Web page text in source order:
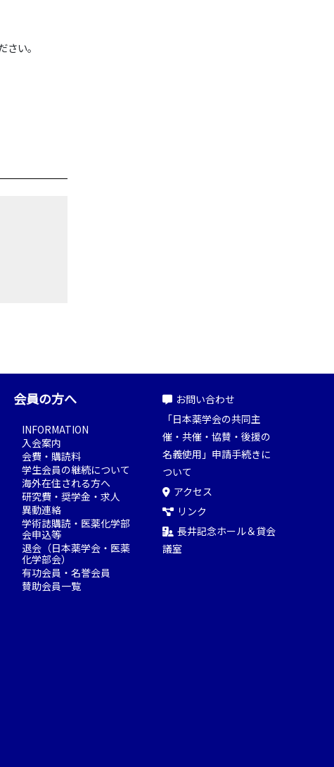
い。
会員の方へ
INFORMATION
入会案内
会費・購読料
学生会員の継続について
海外在住される方へ
研究費・奨学金・求人
異動連絡
学術誌購読・医薬化学部
会申込等
退会（日本薬学会・医薬
化学部会）
有功会員・名誉会員
賛助会員一覧
お問い合わせ
「日本薬学会の共同主
催・共催・協賛・後援の
名義使用」申請手続きに
ついて
アクセス
リンク
長井記念ホール＆貸会
議室